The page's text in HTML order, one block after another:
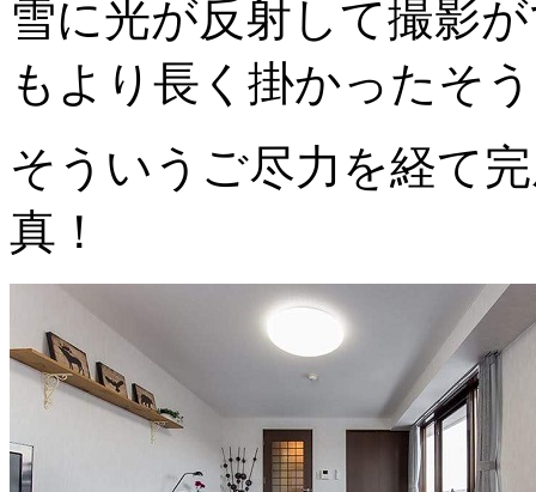
雪に光が反射して撮影
もより長く掛かったそ
そういうご尽力を経て
真！